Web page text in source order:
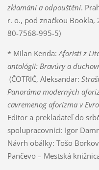
zklamání a odpouštění.
r. o., pod značkou Bookla,
80-7568-995-5)
* Milan Kenda: Aforisti z
antológii: Bravúry a
(ČOTRIĆ, Aleksandar:
Panoráma moderných
cavremenog aforizma v
Editor a prekladateľ do
spolupracovníci: Igor
Návrh obálky: Tošo
Pančevo – Mestská